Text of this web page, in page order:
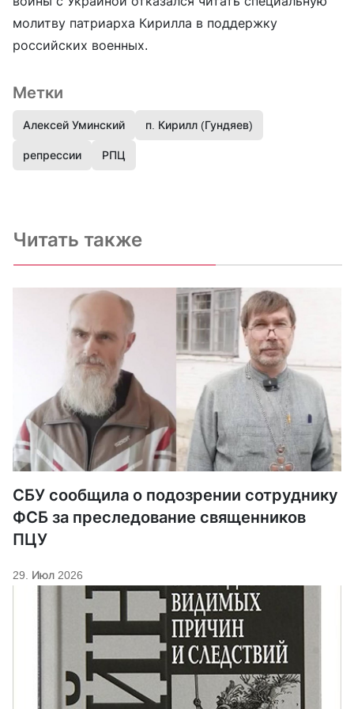
молитву патриарха Кирилла в поддержку
российских военных.
Метки
Алексей Уминский п. Кирилл (Гундяев)
репрессии РПЦ
Читать также
СБУ сообщила о подозрении сотруднику
ФСБ за преследование священников
ПЦУ
29. Июл 2026